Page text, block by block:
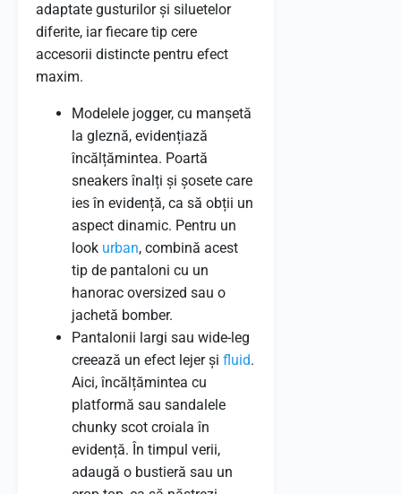
adaptate gusturilor și siluetelor
diferite, iar fiecare tip cere
accesorii distincte pentru efect
maxim.
Modelele jogger, cu manșetă
la gleznă, evidențiază
încălțămintea. Poartă
sneakers înalți și șosete care
ies în evidență, ca să obții un
aspect dinamic. Pentru un
look urban, combină acest
tip de pantaloni cu un
hanorac oversized sau o
jachetă bomber.
Pantalonii largi sau wide-leg
creează un efect lejer și fluid.
Aici, încălțămintea cu
platformă sau sandalele
chunky scot croiala în
evidență. În timpul verii,
adaugă o bustieră sau un